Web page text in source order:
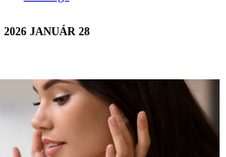
2026 JANUÁR 28